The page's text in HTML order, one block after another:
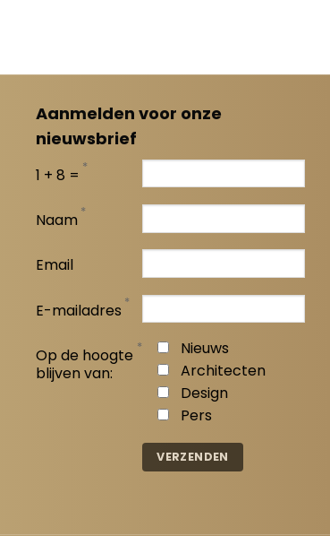
Aanmelden voor onze
nieuwsbrief
1 + 8 = *
Naam *
Email
E-mailadres *
Op de hoogte
blijven van:
*
Nieuws
Architecten
Design
Pers